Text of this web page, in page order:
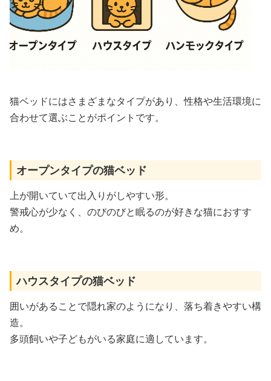
猫ベッドにはさまざまなタイプがあり、性格や生活環境に
合わせて選ぶことがポイントです。
オープンタイプの猫ベッド
上が開いていて出入りがしやすい形。
警戒心が少なく、のびのびと眠るのが好きな猫におすす
め。
ハウスタイプの猫ベッド
囲いがあることで隠れ家のようになり、落ち着きやすい構
造。
多頭飼いや子どもがいる家庭に適しています。